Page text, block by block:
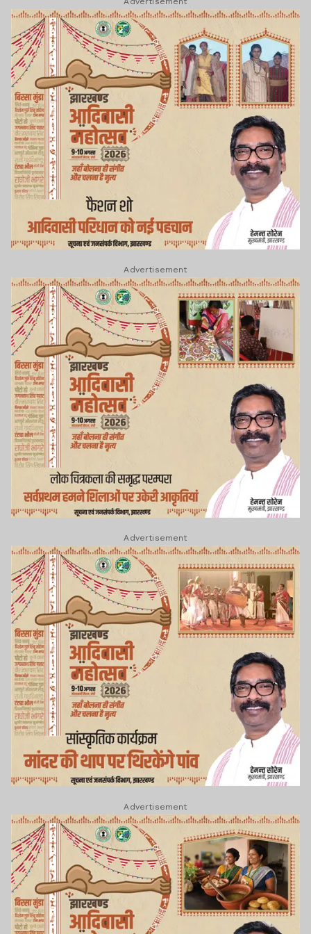
Advertisement
Advertisement
Advertisement